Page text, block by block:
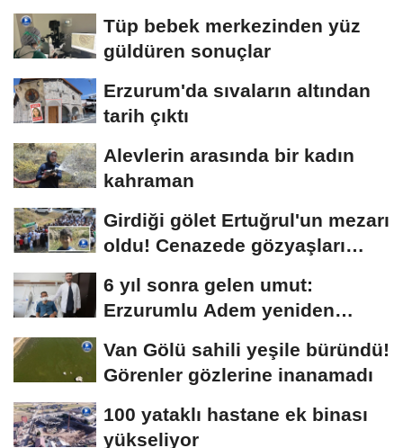
Tüp bebek merkezinden yüz
güldüren sonuçlar
Erzurum'da sıvaların altından
tarih çıktı
Alevlerin arasında bir kadın
kahraman
Girdiği gölet Ertuğrul'un mezarı
oldu! Cenazede gözyaşları
6 yıl sonra gelen umut:
Erzurumlu Adem yeniden
Van Gölü sahili yeşile büründü!
Görenler gözlerine inanamadı
100 yataklı hastane ek binası
yükseliyor